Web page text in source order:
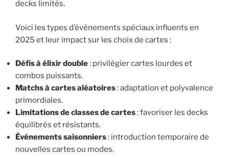
decks limités.
Voici les types d’événements spéciaux influents en
2025 et leur impact sur les choix de cartes :
Défis à élixir double: privilégier cartes lourdes et
combos puissants.
Matchs à cartes aléatoires: adaptation et polyvalence
primordiales.
Limitations de classes de cartes: favoriser les decks
équilibrés et résistants.
Événements saisonniers: introduction temporaire de
nouvelles cartes ou modes.